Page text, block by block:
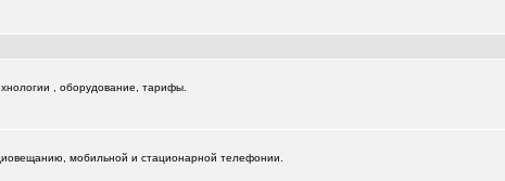
, оборудование, тарифы.
мобильной и стационарной телефонии.